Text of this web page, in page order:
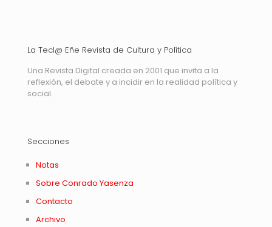
La Tecl@ Eñe Revista de Cultura y Política
Una Revista Digital creada en 2001 que invita a la
reflexión, el debate y a incidir en la realidad política y
social.
Secciones
Notas
Sobre Conrado Yasenza
Contacto
Archivo